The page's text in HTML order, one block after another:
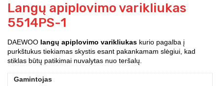
Langų apiplovimo varikliukas
5514PS-1
DAEWOO langų apiplovimo varikliukas kurio pagalba į
purkštukus tiekiamas skystis esant pakankamam slėgiui, kad
stiklas būtų patikimai nuvalytas nuo teršalų.
Gamintojas